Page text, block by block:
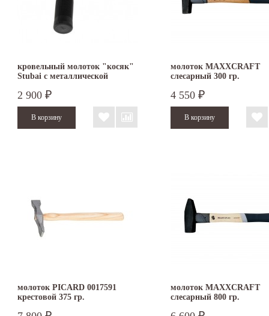
кровельный молоток "косяк"
Stubai с металлической
2 900 ₽
молоток MAXXCRAFT
слесарный 300 гр.
4 550 ₽
молоток PICARD 0017591
крестовой 375 гр.
молоток MAXXCRAFT
слесарный 800 гр.